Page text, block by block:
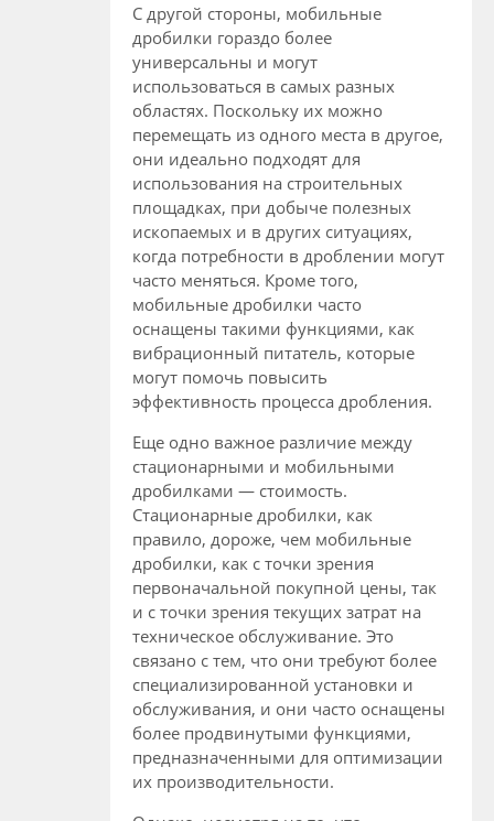
С другой стороны, мобильные
дробилки гораздо более
универсальны и могут
использоваться в самых разных
областях. Поскольку их можно
перемещать из одного места в другое,
они идеально подходят для
использования на строительных
площадках, при добыче полезных
ископаемых и в других ситуациях,
когда потребности в дроблении могут
часто меняться. Кроме того,
мобильные дробилки часто
оснащены такими функциями, как
вибрационный питатель, которые
могут помочь повысить
эффективность процесса дробления.
Еще одно важное различие между
стационарными и мобильными
дробилками — стоимость.
Стационарные дробилки, как
правило, дороже, чем мобильные
дробилки, как с точки зрения
первоначальной покупной цены, так
и с точки зрения текущих затрат на
техническое обслуживание. Это
связано с тем, что они требуют более
специализированной установки и
обслуживания, и они часто оснащены
более продвинутыми функциями,
предназначенными для оптимизации
их производительности.